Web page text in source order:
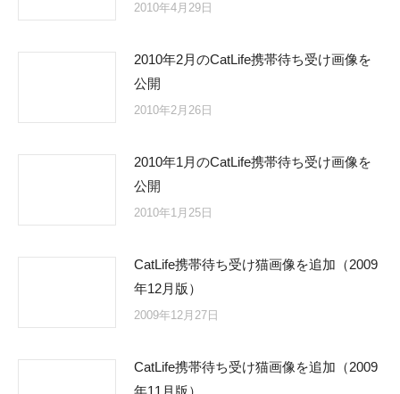
2010年4月29日
2010年2月のCatLife携帯待ち受け画像を
公開
2010年2月26日
2010年1月のCatLife携帯待ち受け画像を
公開
2010年1月25日
CatLife携帯待ち受け猫画像を追加（2009
年12月版）
2009年12月27日
CatLife携帯待ち受け猫画像を追加（2009
年11月版）